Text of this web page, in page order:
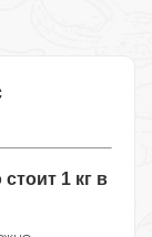
1 кг в